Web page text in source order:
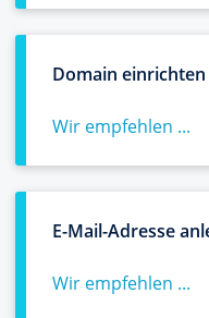
Domain einrichten
Wir empfehlen ...
E-Mail-Adresse
Wir empfehlen ...